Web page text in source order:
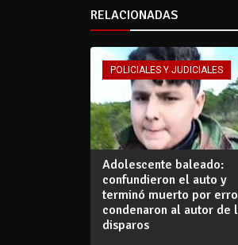
RELACIONADAS
POLICIALES Y JUDICIALES
Adolescente baleado:
confundieron el auto y
terminó muerto por
condenaron al autor de
disparos